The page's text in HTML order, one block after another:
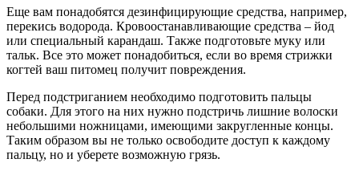
Еще вам понадобятся дезинфицирующие средства, например,
перекись водорода. Кровоостанавливающие средства – йод
или специальный карандаш. Также подготовьте муку или
тальк. Все это может понадобиться, если во время стрижки
когтей ваш питомец получит повреждения.
Перед подстриганием необходимо подготовить пальцы
собаки. Для этого на них нужно подстричь лишние волоски
небольшими ножницами, имеющими закругленные концы.
Таким образом вы не только освободите доступ к каждому
пальцу, но и уберете возможную грязь.